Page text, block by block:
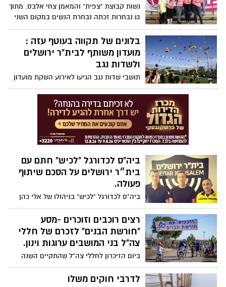
שהוא יו"ר הקבוצה והמייסד שלה ("הוא לא
מסכים שאקרא לו אבא באולם ובאימון")
נשות קבוצת "צפית" והמאמן צחי אלבס. מתוך
13 נבחרות זכתה נבחרת הנשים במקום השני
בליגה האזורית שפלה בכדורשת. מאחלים לכן
ולכל השחקניות במרכז הקהילתי ביואב, שנה
נוספת ומוצלחת של פעילות ספורטיבית
ומהנה במסגרת העמותה לקידום הספורט
ביואב.
בלונים של תקווה בעוטף עזה :
מועדון משותף לבית"ר ירושלים
ולשדות נגב
תושבי שדות נגב הגיעו לאירוע השקת מועדון
הכדורגל המשותף לבית"ר ירושלים ושדות נגב.
בשיאו של האירוע, צוות המועדון וילדי
המועצה הפריחו בלונים לשמיים.
ביה"ס לכדורגל "לכיש" חתם עם
בית״ר ירושלים על הסכם שיתוף
פעולה.
ביה"ס לכדורגל "לכיש" בניהולו של אלי כהן
(תושב נהורה) חתם בימים אלו עם בית״ר
ירושלים על הסכם שיתוף פעולה. כחלק
מתפיסת העולם של המועדון להגיע לכל מקום
בו נמצאים אוהדי הקבוצה, בפריפריה
ספורטיביות, מצוינות וחינוך. הרצון המשותף
הולידו את מערכת היחסים הטבעית והשת"פ
רצים רוכבים וזוכרים -מסע
"חורשת הבנים" לזכרם של חללי
צה"ל בני המושבים ערוגות וינון.
ביום הזיכרון לחללי צה"ל שהתקיים השנה
בתאריך 8.5.19 פותחים במסע אופניים אתגרי
ועממי המגלגל את הזיכרון בגלגל החיים
לדרבי חוקים משלו